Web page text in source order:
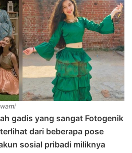
gadis yang sangat Fotogenik
dari beberapa pose
sosial pribadi miliknya